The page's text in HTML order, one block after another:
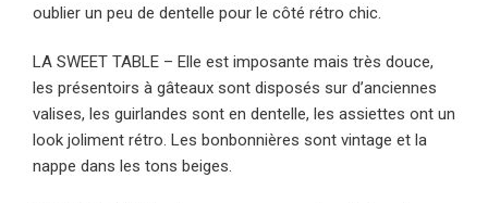
oublier un peu de dentelle pour le côté rétro chic.
LA SWEET TABLE – Elle est imposante mais très douce,
les présentoirs à gâteaux sont disposés sur d’anciennes
valises, les guirlandes sont en dentelle, les assiettes ont un
look joliment rétro. Les bonbonnières sont vintage et la
nappe dans les tons beiges.